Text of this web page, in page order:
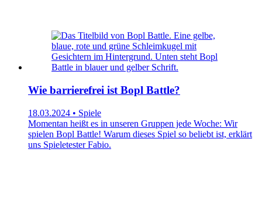
Wie barrierefrei ist Bopl Battle?
18.03.2024 • Spiele
Momentan heißt es in unseren Gruppen jede Woche: Wir
spielen Bopl Battle! Warum dieses Spiel so beliebt ist, erklärt
uns Spieletester Fabio.